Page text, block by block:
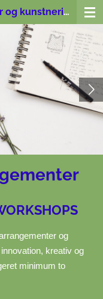
Foreningen for kreative processser og kunstnerisk tænkning
og
kreativ og
minimum to